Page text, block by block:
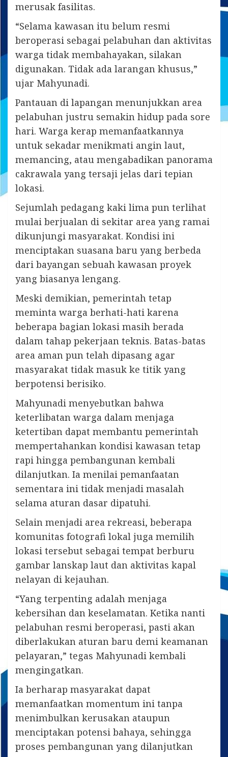
merusak fasilitas.
“Selama kawasan itu belum resmi
beroperasi sebagai pelabuhan dan aktivitas
warga tidak membahayakan, silakan
digunakan. Tidak ada larangan khusus,”
ujar Mahyunadi.
Pantauan di lapangan menunjukkan area
pelabuhan justru semakin hidup pada sore
hari. Warga kerap memanfaatkannya
untuk sekadar menikmati angin laut,
memancing, atau mengabadikan panorama
cakrawala yang tersaji jelas dari tepian
lokasi.
Sejumlah pedagang kaki lima pun terlihat
mulai berjualan di sekitar area yang ramai
dikunjungi masyarakat. Kondisi ini
menciptakan suasana baru yang berbeda
dari bayangan sebuah kawasan proyek
yang biasanya lengang.
Meski demikian, pemerintah tetap
meminta warga berhati-hati karena
beberapa bagian lokasi masih berada
dalam tahap pekerjaan teknis. Batas-batas
area aman pun telah dipasang agar
masyarakat tidak masuk ke titik yang
berpotensi berisiko.
Mahyunadi menyebutkan bahwa
keterlibatan warga dalam menjaga
ketertiban dapat membantu pemerintah
mempertahankan kondisi kawasan tetap
rapi hingga pembangunan kembali
dilanjutkan. Ia menilai pemanfaatan
sementara ini tidak menjadi masalah
selama aturan dasar dipatuhi.
Selain menjadi area rekreasi, beberapa
komunitas fotografi lokal juga memilih
lokasi tersebut sebagai tempat berburu
gambar lanskap laut dan aktivitas kapal
nelayan di kejauhan.
“Yang terpenting adalah menjaga
kebersihan dan keselamatan. Ketika nanti
pelabuhan resmi beroperasi, pasti akan
diberlakukan aturan baru demi keamanan
pelayaran,” tegas Mahyunadi kembali
mengingatkan.
Ia berharap masyarakat dapat
memanfaatkan momentum ini tanpa
menimbulkan kerusakan ataupun
menciptakan potensi bahaya, sehingga
proses pembangunan yang dilanjutkan